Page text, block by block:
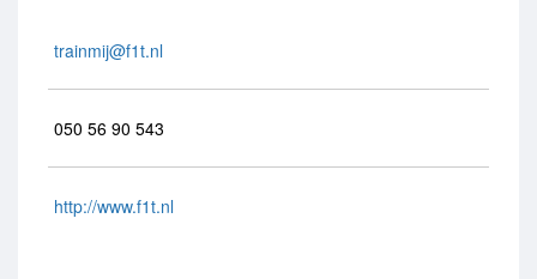
trainmij@f1t.nl
050 56 90 543
http://www.f1t.nl